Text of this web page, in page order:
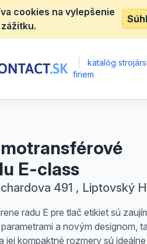
cookies na vylepšenie
katalóg
firiem
E-class
491 , Liptovský
radu E pre tlač etikiet sú
a novým designom,
jej kompaktné rozmery sú